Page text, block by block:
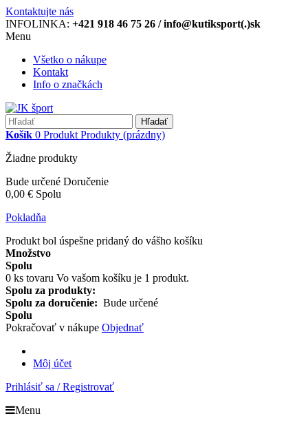
Kontaktujte nás
INFOLINKA: +421 918 46 75 26 / info@kutiksport(.)sk
Menu
Všetko o nákupe
Kontakt
Info o značkách
Hľadať
Košík 0 Produkt Produkty (prázdny)
Žiadne produkty
Bude určené Doručenie
0,00 € Spolu
Pokladňa
Produkt bol úspešne pridaný do vášho košíku
Množstvo
Spolu
0 ks tovaru Vo vašom košíku je 1 produkt.
Spolu za produkty:
Spolu za doručenie: Bude určené
Spolu
Pokračovať v nákupe Objednať
Môj účet
Prihlásiť sa / Registrovať
Menu